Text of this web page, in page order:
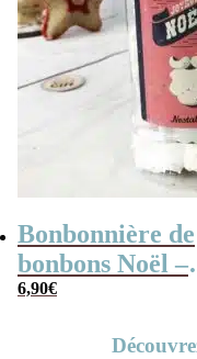
Bonbonnière de
bonbons Noël –
Jesus meringue x
6,90€